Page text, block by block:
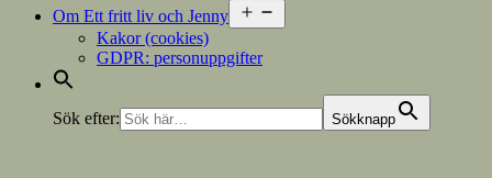
Om Ett fritt liv och Jenny
meny
Kakor (cookies)
GDPR: personuppgifter
Sök efter: Sökknapp